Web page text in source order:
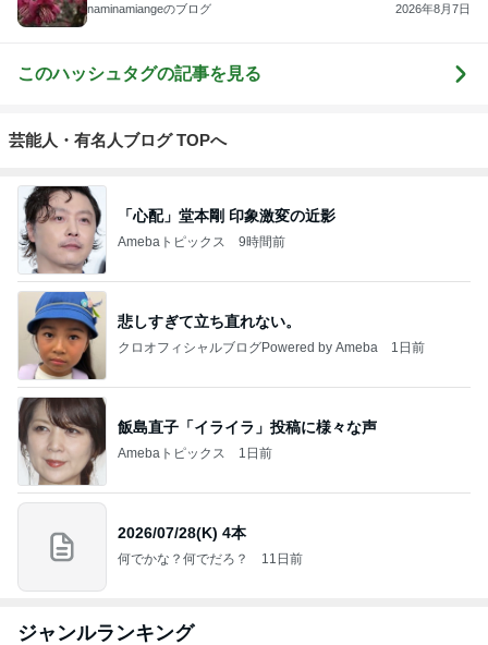
naminamiangeのブログ 2026年8月7日
このハッシュタグの記事を見る
芸能人・有名人ブログ TOPへ
「心配」堂本剛 印象激変の近影
Amebaトピックス 9時間前
悲しすぎて立ち直れない。
クロオフィシャルブログPowered by Ameba 1日前
飯島直子「イライラ」投稿に様々な声
Amebaトピックス 1日前
2026/07/28(K) 4本
何でかな？何でだろ？ 11日前
ジャンルランキング